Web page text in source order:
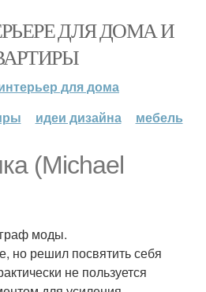
ДЛЯ ДОМА И
для дома
идеи дизайна мебель
(Michael
моды.
но решил посвятить себя
не пользуется